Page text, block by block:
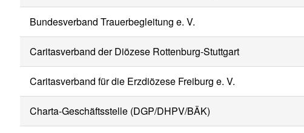
Bundesverband Trauerbegleitung e. V.
Caritasverband der Diözese Rottenburg-Stuttgart
Caritasverband für die Erzdiözese Freiburg e. V.
Charta-Geschäftsstelle (DGP/DHPV/BÄK)